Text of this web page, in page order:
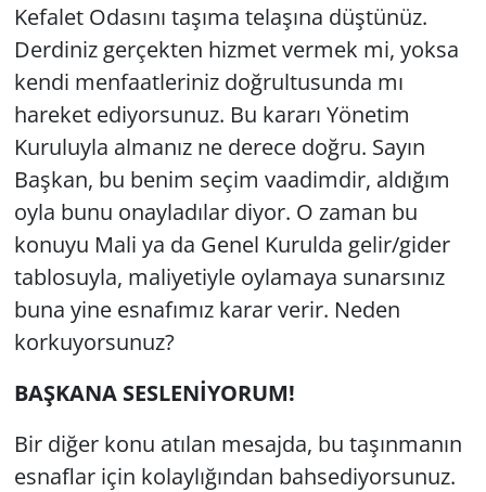
Kefalet Odasını taşıma telaşına düştünüz.
Derdiniz gerçekten hizmet vermek mi, yoksa
kendi menfaatleriniz doğrultusunda mı
hareket ediyorsunuz. Bu kararı Yönetim
Kuruluyla almanız ne derece doğru. Sayın
Başkan, bu benim seçim vaadimdir, aldığım
oyla bunu onayladılar diyor. O zaman bu
konuyu Mali ya da Genel Kurulda gelir/gider
tablosuyla, maliyetiyle oylamaya sunarsınız
buna yine esnafımız karar verir. Neden
korkuyorsunuz?
BAŞKANA SESLENİYORUM!
Bir diğer konu atılan mesajda, bu taşınmanın
esnaflar için kolaylığından bahsediyorsunuz.